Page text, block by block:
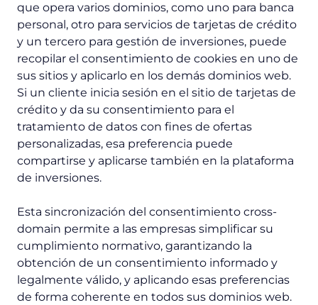
que opera varios dominios, como uno para banca
personal, otro para servicios de tarjetas de crédito
y un tercero para gestión de inversiones, puede
recopilar el consentimiento de cookies en uno de
sus sitios y aplicarlo en los demás dominios web.
Si un cliente inicia sesión en el sitio de tarjetas de
crédito y da su consentimiento para el
tratamiento de datos con fines de ofertas
personalizadas, esa preferencia puede
compartirse y aplicarse también en la plataforma
de inversiones.
Esta sincronización del consentimiento cross-
domain permite a las empresas simplificar su
cumplimiento normativo, garantizando la
obtención de un consentimiento informado y
legalmente válido, y aplicando esas preferencias
de forma coherente en todos sus dominios web.